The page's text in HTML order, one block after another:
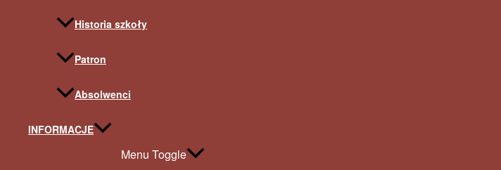
Historia szkoły
Patron
Absolwenci
INFORMACJE
Menu Toggle